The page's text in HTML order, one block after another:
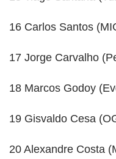
16 Carlos Santos
17 Jorge Carvalho
18 Marcos Godoy
19 Gisvaldo Cesa
20 Alexandre Costa